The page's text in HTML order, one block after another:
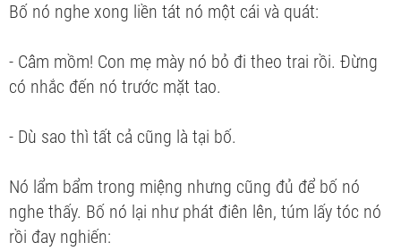
Bố nó nghe xong liền tát nó một cái và quát:
- Câm mồm! Con mẹ mày nó bỏ đi theo trai rồi. Đừng
có nhắc đến nó trước mặt tao.
- Dù sao thì tất cả cũng là tại bố.
Nó lẩm bẩm trong miệng nhưng cũng đủ để bố nó
nghe thấy. Bố nó lại như phát điên lên, túm lấy tóc nó
rồi đay nghiến: